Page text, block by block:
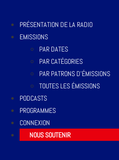
PRÉSENTATION DE LA RADIO
EMISSIONS
PAR DATES
PAR CATÉGORIES
PAR PATRONS D’ÉMISSIONS
TOUTES LES ÉMISSIONS
PODCASTS
PROGRAMMES
CONNEXION
NOUS SOUTENIR